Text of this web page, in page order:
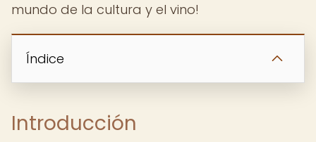
mundo de la cultura y el vino!
Índice
Introducción